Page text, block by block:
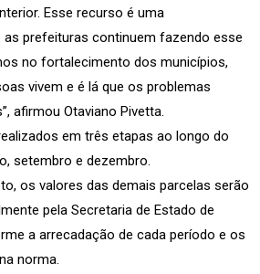
Esse recurso é uma
prefeituras continuem fazendo esse
no fortalecimento dos municípios,
vivem e é lá que os problemas
afirmou Otaviano Pivetta.
em três etapas ao longo do
setembro e dezembro.
os valores das demais parcelas serão
pela Secretaria de Estado de
a arrecadação de cada período e os
norma.